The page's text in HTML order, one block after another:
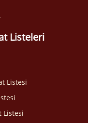
Listeleri
Listesi
Listesi